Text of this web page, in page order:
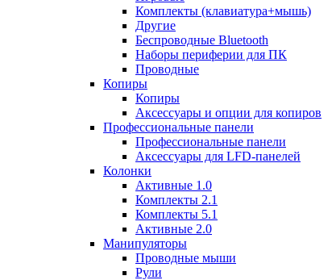
Комплекты (клавиатура+мышь)
Другие
Беспроводные Bluetooth
Наборы периферии для ПК
Проводные
Копиры
Копиры
Аксессуары и опции для копиров
Профессиональные панели
Профессиональные панели
Аксессуары для LFD-панелей
Колонки
Активные 1.0
Комплекты 2.1
Комплекты 5.1
Активные 2.0
Манипуляторы
Проводные мыши
Рули